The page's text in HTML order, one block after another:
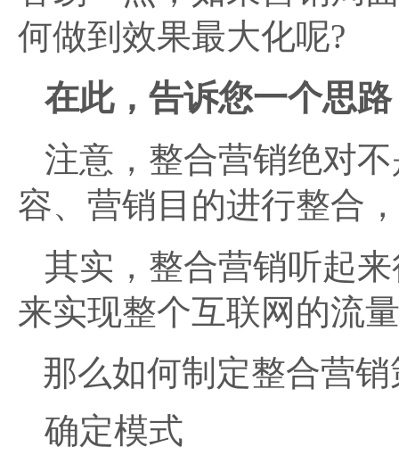
何做到效果最大化呢?
在此，告诉您一个思
注意，整合营销绝对
容、营销目的进行整合
其实，整合营销听起
来实现整个互联网的流
那么如何制定整合营
确定模式